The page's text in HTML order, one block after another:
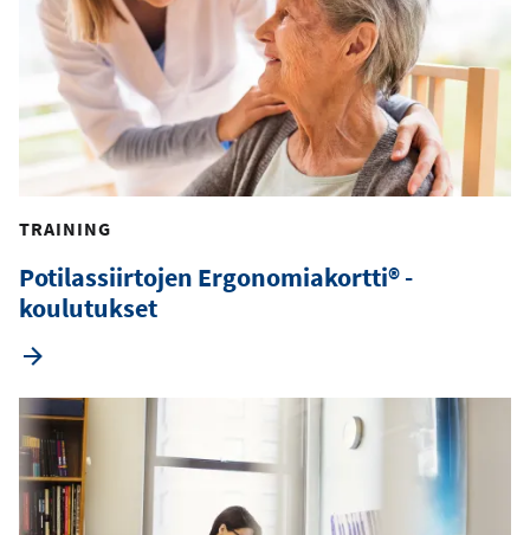
TRAINING
Potilassiirtojen Ergonomiakortti® -
koulutukset